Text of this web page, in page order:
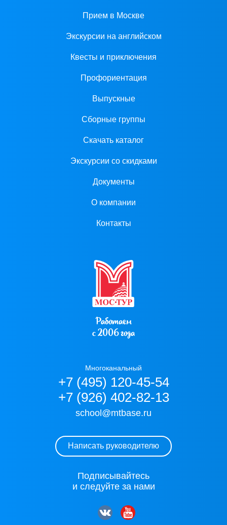
Прием в Москве
Экскурсии на английском
Квесты и приключения
Профориентация
Выпускные
Сборные группы
Скачать каталог
Экскурсии со скидками
Документы
О компании
Контакты
Работаем
с 2006 года
Многоканальный
+7 (495) 120-45-54
+7 (926) 402-82-13
school@mtbase.ru
Написать руководителю
Подписывайтесь
и следуйте за нами